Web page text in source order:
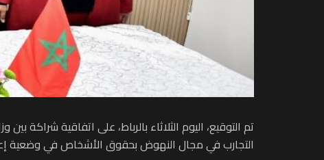
تم التوقيع، اليوم الثلاثاء بالرباط، على اتفاقية
التجارب في مجال النهوض بحقوق الأشخاص في وضعية